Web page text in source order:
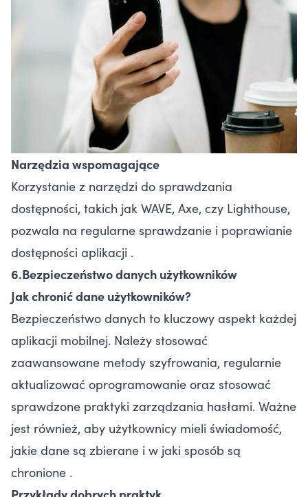
Narzędzia wspomagające
Korzystanie z narzędzi do sprawdzania
dostępności, takich jak WAVE, Axe, czy Lighthouse,
pozwala na regularne sprawdzanie i poprawianie
dostępności aplikacji .
6.Bezpieczeństwo danych użytkowników
Jak chronić dane użytkowników?
Bezpieczeństwo danych to kluczowy aspekt każdej
aplikacji mobilnej. Należy stosować
zaawansowane metody szyfrowania, regularnie
aktualizować oprogramowanie oraz stosować
sprawdzone praktyki zarządzania hasłami. Ważne
jest również, aby użytkownicy mieli świadomość,
jakie dane są zbierane i w jaki sposób są
chronione .